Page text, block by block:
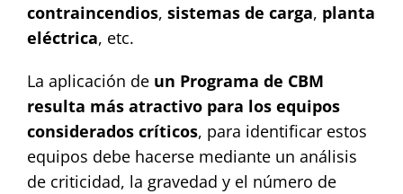
contraincendios, sistemas de carga, planta
eléctrica, etc.
La aplicación deun Programa de CBM
resulta más atractivo para los equipos
considerados críticos, para identificar estos
equipos debe hacerse mediante un análisis
de criticidad, la gravedad y el número de